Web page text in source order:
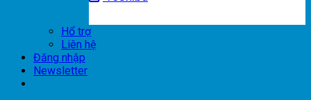
Hổ trợ
Liên hệ
Đăng nhập
Newsletter